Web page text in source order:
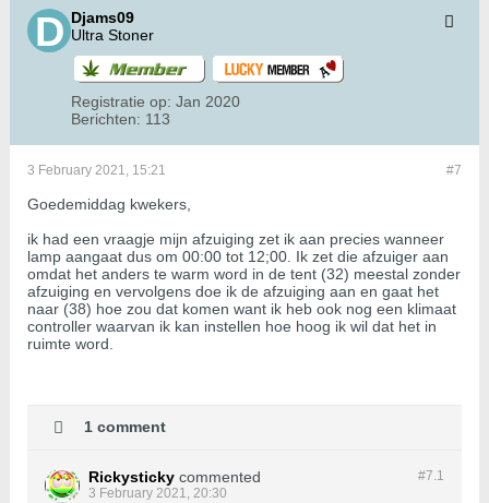
Djams09
Ultra Stoner
Registratie op: Jan 2020
Berichten: 113
#7
3 February 2021, 15:21
Goedemiddag kwekers,
ik had een vraagje mijn afzuiging zet ik aan precies wanneer
lamp aangaat dus om 00:00 tot 12;00. Ik zet die afzuiger aan
omdat het anders te warm word in de tent (32) meestal zonder
afzuiging en vervolgens doe ik de afzuiging aan en gaat het
naar (38) hoe zou dat komen want ik heb ook nog een klimaat
controller waarvan ik kan instellen hoe hoog ik wil dat het in
ruimte word.
1 comment
#7.1
Rickysticky commented
3 February 2021, 20:30